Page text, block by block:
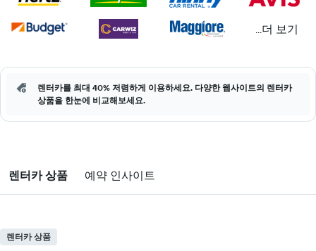
...더 보기
렌터카를 최대 40% 저렴하게 이용하세요. 다양한 웹사이트의 렌터카
상품을 한눈에 비교해보세요.
렌터카 상품 예약 인사이트
렌터카 상품